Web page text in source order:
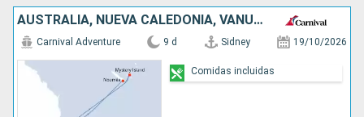
AUSTRALIA, NUEVA CALEDONIA, VANUATU
Carnival Adventure 9 d Sidney 19/10/2026
Comidas incluidas